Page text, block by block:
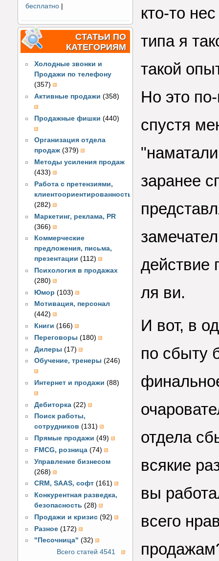
бесплатно |
СТАТЬИ ПО
КАТЕГОРИЯМ
Холодные звонки и
Продажи по телефону
(357)
Активные продажи (358)
Продажные фишки (440)
Организация отдела
продаж (379)
Методы усиления продаж
(433)
Работа с претензиями,
клиентоориентированность
(282)
Маркетинг, реклама, PR
(366)
Коммерческие
предложения, письма,
презентации (112)
Психология в продажах
(280)
Юмор (103)
Мотивация, персонал
(442)
Книги (166)
Переговоры (180)
Дилеры (17)
Обучение, тренеры (246)
Интернет и продажи (88)
Дебиторка (22)
Поиск работы,
сотрудников (131)
Прямые продажи (49)
FMCG, розница (74)
Управление бизнесом
(268)
CRM, SAAS, софт (161)
Конкурентная разведка,
безопасность (28)
Продажи и кризис (92)
Разное (172)
"Песочница" (32)
Всего статей 4541
кто-то
типа я
такой
Но это
спустя
заранее
действие
ля ви.
И вот, в
по сбыту
отдела
всякие
вы
всего